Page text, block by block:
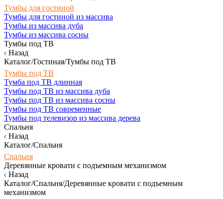
Тумбы для гостиной
Тумбы для гостиной из массива
Тумбы из массива дуба
Тумбы из массива сосны
Тумбы под ТВ
Назад
Каталог/Гостиная/Тумбы под ТВ
Тумбы под ТВ
Тумба под ТВ длинная
Тумбы под ТВ из массива дуба
Тумбы под ТВ из массива сосны
Тумбы под ТВ современные
Тумбы под телевизор из массива дерева
Спальня
Назад
Каталог/Спальня
Спальня
Деревянные кровати с подъемным механизмом
Назад
Каталог/Спальня/Деревянные кровати с подъемным
механизмом